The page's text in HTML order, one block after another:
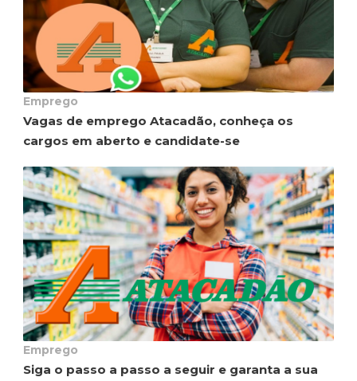
Emprego
Vagas de emprego Atacadão, conheça os
cargos em aberto e candidate-se
Emprego
Siga o passo a passo a seguir e garanta a sua